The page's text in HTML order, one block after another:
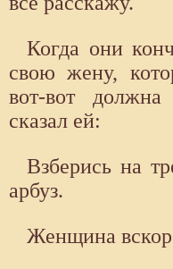
Когда они
свою жену,
вот-вот
сказал ей:
Взберись на
арбуз.
Женщина